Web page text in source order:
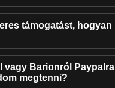
támogatást, hogyan
vagy Barionról Paypalra
megtenni?